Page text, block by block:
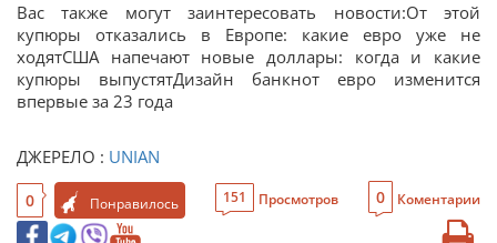
Вас также могут заинтересовать новости:От этой
купюры отказались в Европе: какие евро уже не
ходятСША напечают новые доллары: когда и какие
купюры выпустятДизайн банкнот евро изменится
впервые за 23 года
ДЖЕРЕЛО : UNIAN
0 Понравилось 151 Просмотров 0 Коментарии